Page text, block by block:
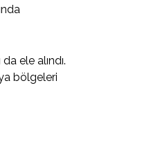
ele alındı.
bölgeleri